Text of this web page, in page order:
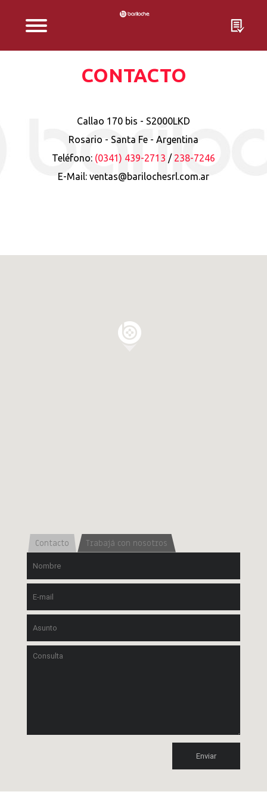
EMPRESA
CATÁLOGO
TODOS LOS PRODUCTOS
FRIGORÍFICO
CONTACTO
CONTACTO
Callao 170 bis - S2000LKD
Rosario - Santa Fe - Argentina
Teléfono: (0341) 439-2713 / 238-7246
E-Mail: ventas@barilochesrl.com.ar
Contacto Trabajá con nosotros